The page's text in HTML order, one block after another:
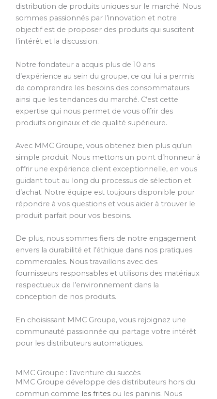
distribution de produits uniques sur le marché. Nous
sommes passionnés par l’innovation et notre
objectif est de proposer des produits qui suscitent
l’intérêt et la discussion.
Notre fondateur a acquis plus de 10 ans
d’expérience au sein du groupe, ce qui lui a permis
de comprendre les besoins des consommateurs
ainsi que les tendances du marché. C’est cette
expertise qui nous permet de vous offrir des
produits originaux et de qualité supérieure.
Avec MMC Groupe, vous obtenez bien plus qu’un
simple produit. Nous mettons un point d’honneur à
offrir une expérience client exceptionnelle, en vous
guidant tout au long du processus de sélection et
d’achat. Notre équipe est toujours disponible pour
répondre à vos questions et vous aider à trouver le
produit parfait pour vos besoins.
De plus, nous sommes fiers de notre engagement
envers la durabilité et l’éthique dans nos pratiques
commerciales. Nous travaillons avec des
fournisseurs responsables et utilisons des matériaux
respectueux de l’environnement dans la
conception de nos produits.
En choisissant MMC Groupe, vous rejoignez une
communauté passionnée qui partage votre intérêt
pour les distributeurs automatiques.
MMC Groupe : l’aventure du succès
MMC Groupe développe des distributeurs hors du
commun comme les frites ou les paninis. Nous